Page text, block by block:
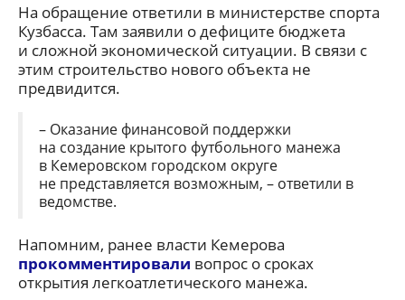
На обращение ответили в министерстве спорта
Кузбасса. Там заявили о дефиците бюджета
и сложной экономической ситуации. В связи с
этим строительство нового объекта не
предвидится.
– Оказание финансовой поддержки
на создание крытого футбольного манежа
в Кемеровском городском округе
не представляется возможным, – ответили в
ведомстве.
Напомним, ранее власти Кемерова
прокомментировали вопрос о сроках
открытия легкоатлетического манежа.